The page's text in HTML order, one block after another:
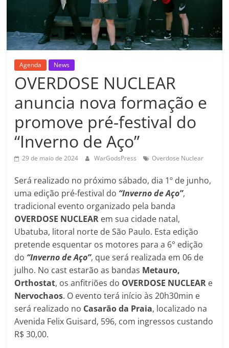
Agenda News
OVERDOSE NUCLEAR
anuncia nova formação e
promove pré-festival do
“Inverno de Aço”
29 de maio de 2024 WarGodsPress Overdose Nuclear
Será realizado no próximo sábado, dia 1º de junho,
uma edição pré-festival do “Inverno de Aço”,
tradicional evento organizado pela banda
OVERDOSE NUCLEAR em sua cidade natal,
Ubatuba, litoral norte de São Paulo. Esta edição
pretende esquentar os motores para a 6° edição
do “Inverno de Aço”, que será realizada em 06 de
julho. No cast estarão as bandas Metauro,
Orthostat, os anfitriões do OVERDOSE NUCLEAR e
Nervochaos. O evento terá início às 20h30min e
será realizado no Casarão da Praia, localizado na
Avenida Felix Guisard, 596, com ingressos custando
R$ 30,00.